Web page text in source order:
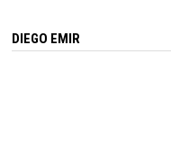
DIEGO EMIR